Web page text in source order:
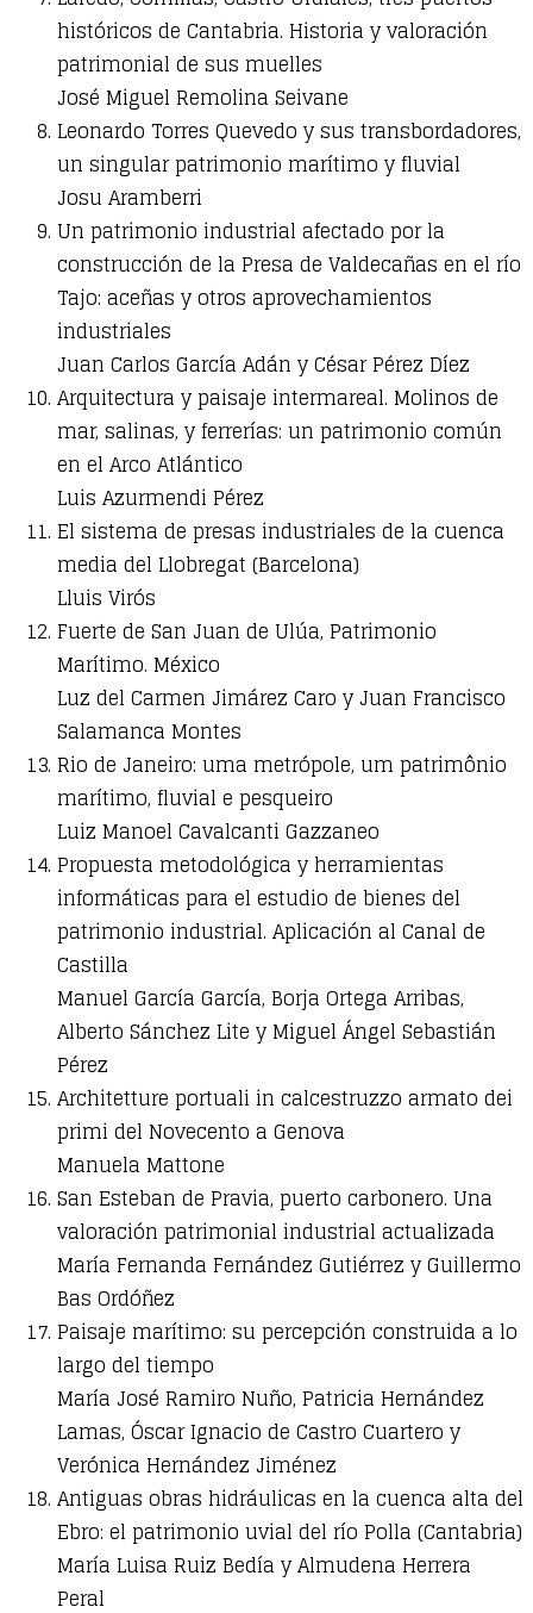
históricos de Cantabria. Historia y valoración
patrimonial de sus muelles
José Miguel Remolina Seivane
Leonardo Torres Quevedo y sus transbordadores,
un singular patrimonio marítimo y fluvial
Josu Aramberri
Un patrimonio industrial afectado por la
construcción de la Presa de Valdecañas en el río
Tajo: aceñas y otros aprovechamientos
industriales
Juan Carlos García Adán y César Pérez Díez
Arquitectura y paisaje intermareal. Molinos de
mar, salinas, y ferrerías: un patrimonio común
en el Arco Atlántico
Luis Azurmendi Pérez
El sistema de presas industriales de la cuenca
media del Llobregat (Barcelona)
Lluis Virós
Fuerte de San Juan de Ulúa, Patrimonio
Marítimo. México
Luz del Carmen Jimárez Caro y Juan Francisco
Salamanca Montes
Rio de Janeiro: uma metrópole, um patrimônio
marítimo, fluvial e pesqueiro
Luiz Manoel Cavalcanti Gazzaneo
Propuesta metodológica y herramientas
informáticas para el estudio de bienes del
patrimonio industrial. Aplicación al Canal de
Castilla
Manuel García García, Borja Ortega Arribas,
Alberto Sánchez Lite y Miguel Ángel Sebastián
Pérez
Architetture portuali in calcestruzzo armato dei
primi del Novecento a Genova
Manuela Mattone
San Esteban de Pravia, puerto carbonero. Una
valoración patrimonial industrial actualizada
María Fernanda Fernández Gutiérrez y Guillermo
Bas Ordóñez
Paisaje marítimo: su percepción construida a lo
largo del tiempo
María José Ramiro Nuño, Patricia Hernández
Lamas, Óscar Ignacio de Castro Cuartero y
Verónica Hernández Jiménez
Antiguas obras hidráulicas en la cuenca alta del
Ebro: el patrimonio uvial del río Polla (Cantabria)
María Luisa Ruiz Bedía y Almudena Herrera
Peral